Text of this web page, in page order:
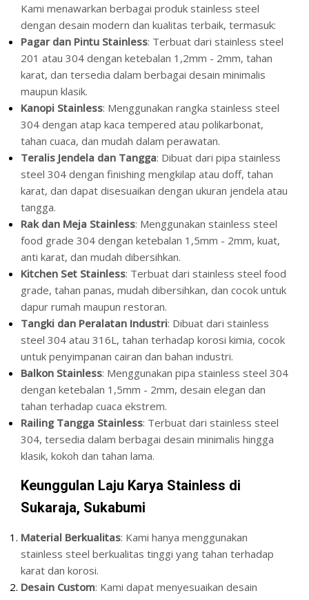
Kami menawarkan berbagai produk stainless steel
dengan desain modern dan kualitas terbaik, termasuk:
Pagar dan Pintu Stainless: Terbuat dari stainless steel
201 atau 304 dengan ketebalan 1,2mm - 2mm, tahan
karat, dan tersedia dalam berbagai desain minimalis
maupun klasik.
Kanopi Stainless: Menggunakan rangka stainless steel
304 dengan atap kaca tempered atau polikarbonat,
tahan cuaca, dan mudah dalam perawatan.
Teralis Jendela dan Tangga: Dibuat dari pipa stainless
steel 304 dengan finishing mengkilap atau doff, tahan
karat, dan dapat disesuaikan dengan ukuran jendela atau
tangga.
Rak dan Meja Stainless: Menggunakan stainless steel
food grade 304 dengan ketebalan 1,5mm - 2mm, kuat,
anti karat, dan mudah dibersihkan.
Kitchen Set Stainless: Terbuat dari stainless steel food
grade, tahan panas, mudah dibersihkan, dan cocok untuk
dapur rumah maupun restoran.
Tangki dan Peralatan Industri: Dibuat dari stainless
steel 304 atau 316L, tahan terhadap korosi kimia, cocok
untuk penyimpanan cairan dan bahan industri.
Balkon Stainless: Menggunakan pipa stainless steel 304
dengan ketebalan 1,5mm - 2mm, desain elegan dan
tahan terhadap cuaca ekstrem.
Railing Tangga Stainless: Terbuat dari stainless steel
304, tersedia dalam berbagai desain minimalis hingga
klasik, kokoh dan tahan lama.
Keunggulan Laju Karya Stainless di
Sukaraja, Sukabumi
Material Berkualitas: Kami hanya menggunakan
stainless steel berkualitas tinggi yang tahan terhadap
karat dan korosi.
Desain Custom: Kami dapat menyesuaikan desain